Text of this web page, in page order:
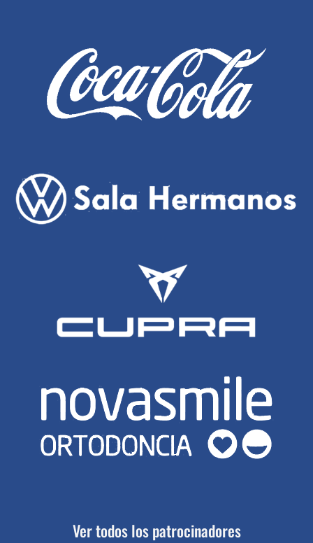
Ver todos los patrocinadores